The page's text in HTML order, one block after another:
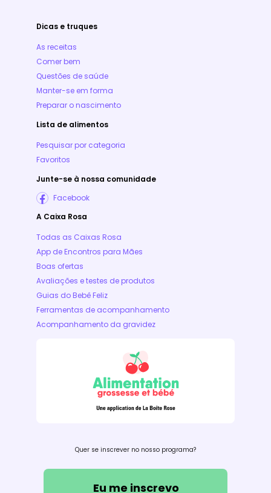
Dicas e truques
As receitas
Comer bem
Questões de saúde
Manter-se em forma
Preparar o nascimento
Lista de alimentos
Pesquisar por categoria
Favoritos
Junte-se à nossa comunidade
Facebook
A Caixa Rosa
Todas as Caixas Rosa
App de Encontros para Mães
Boas ofertas
Avaliações e testes de produtos
Guias do Bebê Feliz
Ferramentas de acompanhamento
Acompanhamento da gravidez
Quer se inscrever no nosso programa?
Eu me inscrevo